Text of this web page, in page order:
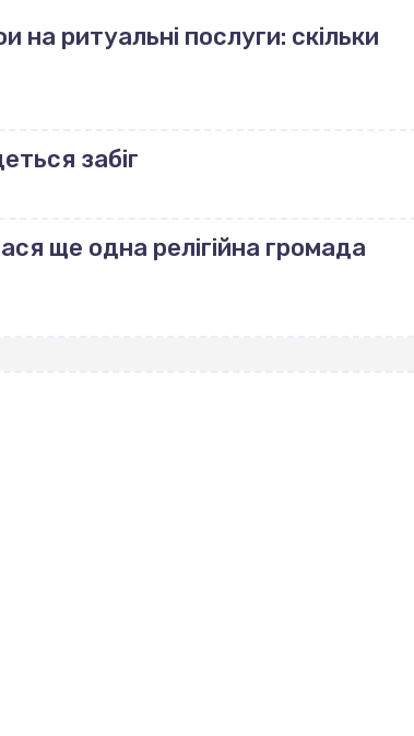
на ритуальні послуги: скільки
забіг
ще одна релігійна громада